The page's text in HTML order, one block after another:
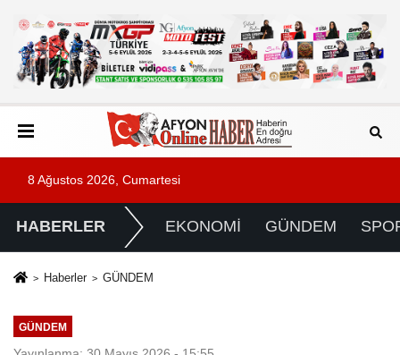
8 Ağustos 2026, Cumartesi
HABERLER EKONOMİ GÜNDEM
Haberler GÜNDEM
GÜNDEM